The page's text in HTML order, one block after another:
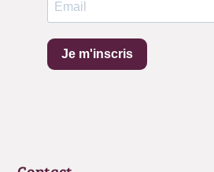
Je m'inscris